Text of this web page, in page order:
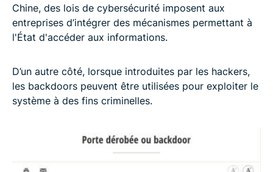
Chine, des lois de cybersécurité imposent aux
entreprises d’intégrer des mécanismes permettant à
l'État d'accéder aux informations.
D’un autre côté, lorsque introduites par les hackers,
les backdoors peuvent être utilisées pour exploiter le
système à des fins criminelles.